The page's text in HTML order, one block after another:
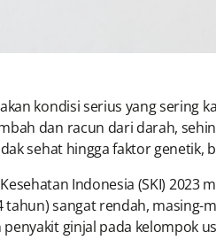
kondisi serius yang sering
dan racun dari darah,
sehat hingga faktor
Indonesia (SKI)
sangat rendah, masing-
ginjal pada kelompok